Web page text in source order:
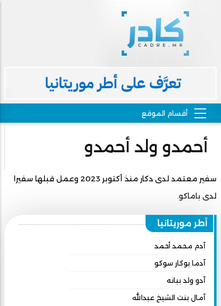
أحمدو ولد أحمدو
سفير معتمد لدى دكار منذ أكتوبر 2023 وعمل قبلها سفيرا
لدى باماكو.
أطر موريتانيا
آدم محمد أحمد
آدما بوكار سوكو
آدو ولد ببانه
آمال بنت الشيخ عبدالله